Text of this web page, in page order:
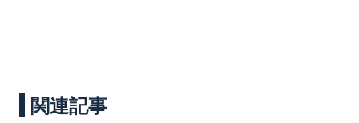
関連記事